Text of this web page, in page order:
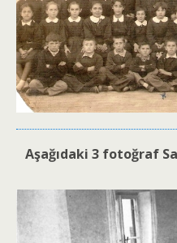
Aşağıdaki 3 fotoğraf